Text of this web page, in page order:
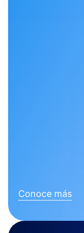
Conoce más